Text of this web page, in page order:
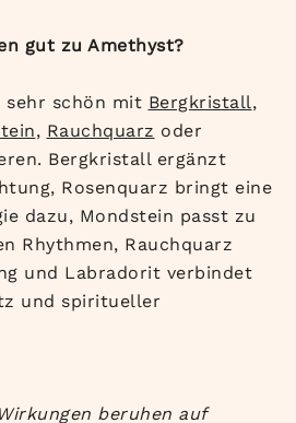
gut zu Amethyst?
sehr schön mit Bergkristall,
, Rauchquarz oder
Bergkristall ergänzt
Rosenquarz bringt eine
dazu, Mondstein passt zu
Rhythmen, Rauchquarz
und Labradorit verbindet
und spiritueller
beruhen auf